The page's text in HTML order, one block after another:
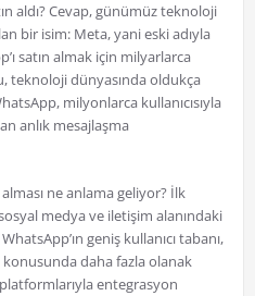
aldı? Cevap, günümüz teknoloji
bir isim: Meta, yani eski adıyla
satın almak için milyarlarca
teknoloji dünyasında oldukça
milyonlarca kullanıcısıyla
anlık mesajlaşma
alması ne anlama geliyor? İlk
medya ve iletişim alanındaki
geniş kullanıcı tabanı,
daha fazla olanak
entegrasyon